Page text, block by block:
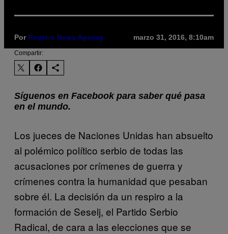
Por Reuters News Agency marzo 31, 2016, 8:10am
Compartir:
Síguenos en Facebook para saber qué pasa
en el mundo.
Los jueces de Naciones Unidas han absuelto
al polémico político serbio de todas las
acusaciones por crímenes de guerra y
crímenes contra la humanidad que pesaban
sobre él. La decisión da un respiro a la
formación de Seselj, el Partido Serbio
Radical, de cara a las elecciones que se